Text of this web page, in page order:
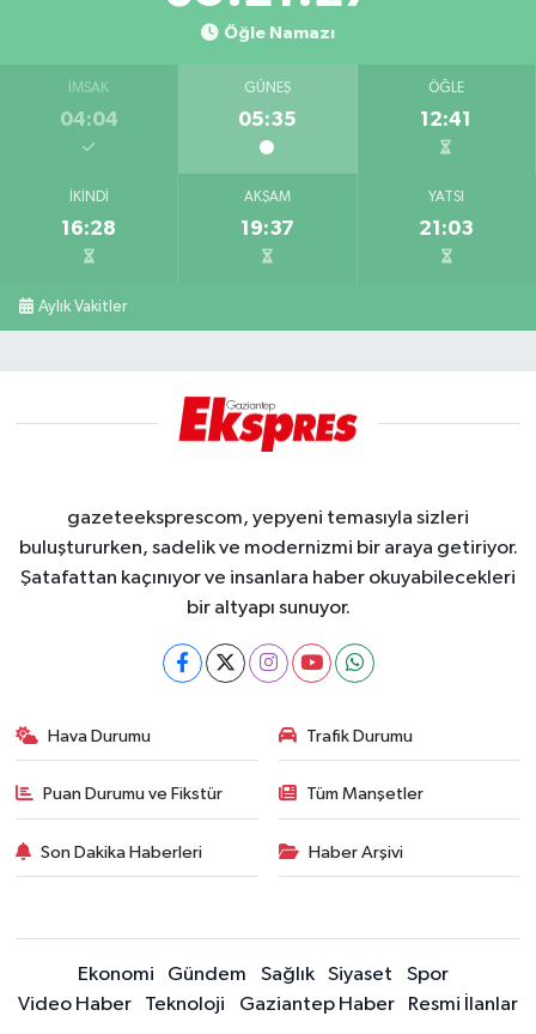
Öğle Namazı
İMSAK
04:04
GÜNEŞ
05:35
ÖĞLE
12:41
İKINDI
16:28
AKŞAM
19:37
YATSI
21:03
Aylık Vakitler
gazeteeksprescom, yepyeni temasıyla sizleri
buluştururken, sadelik ve modernizmi bir araya getiriyor.
Şatafattan kaçınıyor ve insanlara haber okuyabilecekleri
bir altyapı sunuyor.
Hava Durumu Trafik Durumu
Puan Durumu ve Fikstür Tüm Manşetler
Son Dakika Haberleri Haber Arşivi
Ekonomi Gündem Sağlık Siyaset
Spor
Video Haber
Teknoloji Gaziantep Haber Resmi İlanlar